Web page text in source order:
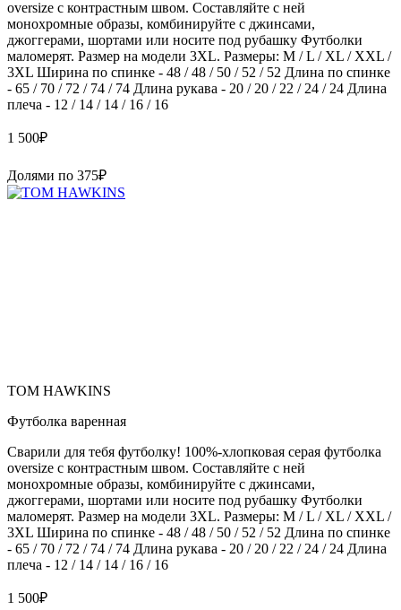
oversize с контрастным швом. Составляйте с ней
монохромные образы, комбинируйте с джинсами,
джоггерами, шортами или носите под рубашку Футболки
маломерят. Размер на модели 3XL. Размеры: M / L / XL / XXL /
3XL Ширина по спинке - 48 / 48 / 50 / 52 / 52 Длина по спинке
- 65 / 70 / 72 / 74 / 74 Длина рукава - 20 / 20 / 22 / 24 / 24 Длина
плеча - 12 / 14 / 14 / 16 / 16
1 500₽
Долями по 375₽
TOM HAWKINS
Футболка варенная
Сварили для тебя футболку! 100%-хлопковая серая футболка
oversize с контрастным швом. Составляйте с ней
монохромные образы, комбинируйте с джинсами,
джоггерами, шортами или носите под рубашку Футболки
маломерят. Размер на модели 3XL. Размеры: M / L / XL / XXL /
3XL Ширина по спинке - 48 / 48 / 50 / 52 / 52 Длина по спинке
- 65 / 70 / 72 / 74 / 74 Длина рукава - 20 / 20 / 22 / 24 / 24 Длина
плеча - 12 / 14 / 14 / 16 / 16
1 500₽